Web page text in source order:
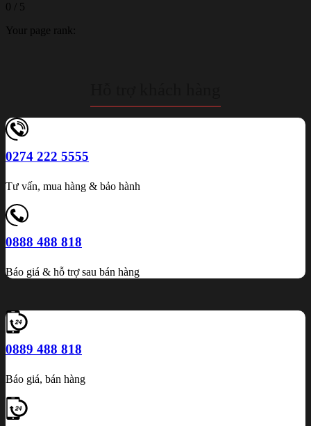
0
5
Your page rank:
0274 222 5555
Tư vấn, mua hàng & bảo hành
0888 488 818
Báo giá & hỗ trợ sau bán hàng
0889 488 818
Báo giá, bán hàng